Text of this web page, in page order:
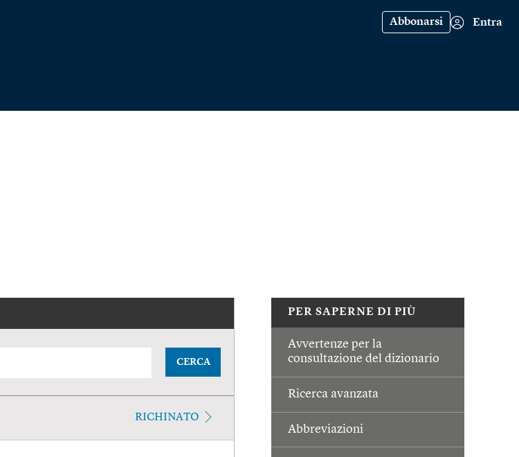
Abbonarsi Entra
PER SAPERNE DI PIÙ
Avvertenze per la
consultazione del dizionario
Ricerca avanzata
Abbreviazioni
CERCA
RICHINATO